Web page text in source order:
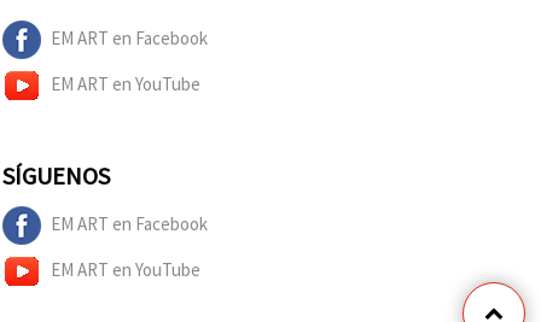
EM ART en Facebook
EM ART en YouTube
SÍGUENOS
EM ART en Facebook
EM ART en YouTube